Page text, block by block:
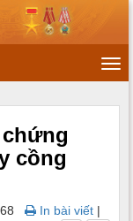
cồng
In bài viết |